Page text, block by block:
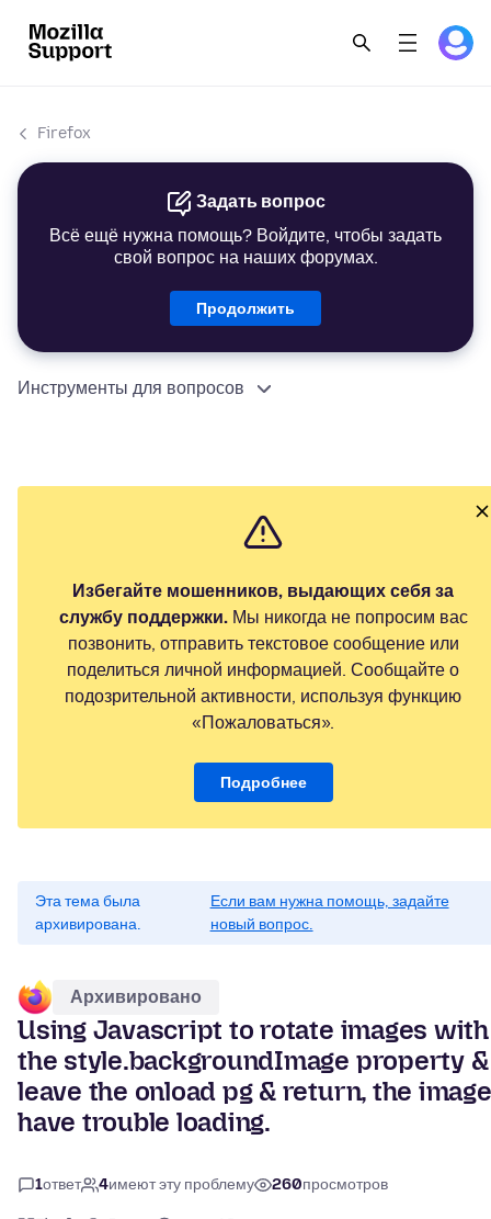
Firefox
Задать вопрос
Всё ещё нужна помощь? Войдите, чтобы задать
свой вопрос на наших форумах.
Продолжить
Инструменты для вопросов
Избегайте мошенников, выдающих себя за
службу поддержки.Мы никогда не попросим вас
позвонить, отправить текстовое сообщение или
поделиться личной информацией. Сообщайте о
подозрительной активности, используя функцию
«Пожаловаться».
Подробнее
Эта тема была
архивирована.
Если вам нужна помощь, задайте
новый вопрос.
Архивировано
Using Javascript to rotate images with
the style.backgroundImage property
leave the onload pg & return, the
have trouble loading.
1ответ 4имеют эту проблему 260просмотров